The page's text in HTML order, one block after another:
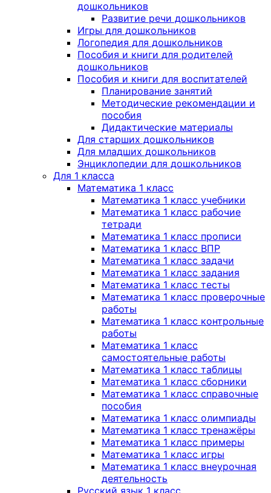
дошкольников
Развитие речи дошкольников
Игры для дошкольников
Логопедия для дошкольников
Пособия и книги для родителей
дошкольников
Пособия и книги для воспитателей
Планирование занятий
Методические рекомендации и
пособия
Дидактические материалы
Для старших дошкольников
Для младших дошкольников
Энциклопедии для дошкольников
Для 1 класса
Математика 1 класс
Математика 1 класс учебники
Математика 1 класс рабочие
тетради
Математика 1 класс прописи
Математика 1 класс ВПР
Математика 1 класс задачи
Математика 1 класс задания
Математика 1 класс тесты
Математика 1 класс проверочные
работы
Математика 1 класс контрольные
работы
Математика 1 класс
самостоятельные работы
Математика 1 класс таблицы
Математика 1 класс сборники
Математика 1 класс справочные
пособия
Математика 1 класс олимпиады
Математика 1 класс тренажёры
Математика 1 класс примеры
Математика 1 класс игры
Математика 1 класс внеурочная
деятельность
Русский язык 1 класс